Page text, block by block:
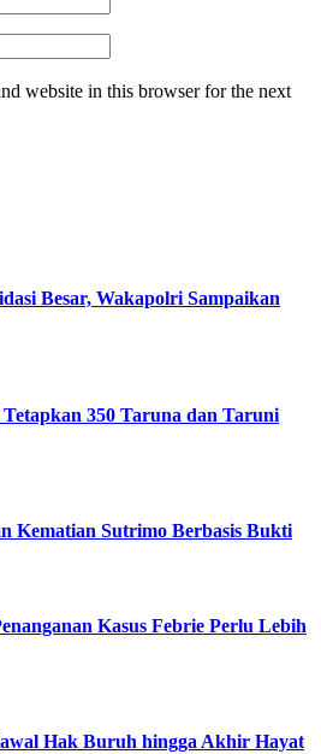
website in this browser for the next
Besar, Wakapolri Sampaikan
350 Taruna dan Taruni
Kematian Sutrimo Berbasis Bukti
Kasus Febrie Perlu Lebih
Hak Buruh hingga Akhir Hayat